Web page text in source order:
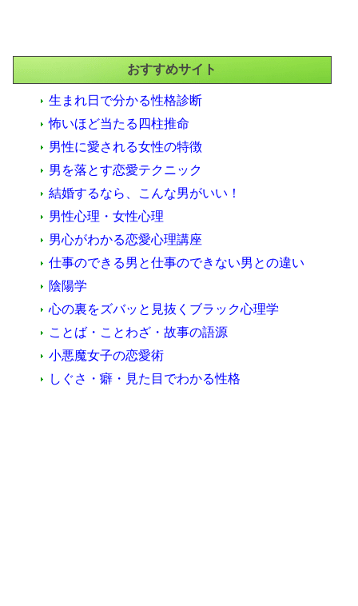
おすすめサイト
生まれ日で分かる性格診断
怖いほど当たる四柱推命
男性に愛される女性の特徴
男を落とす恋愛テクニック
結婚するなら、こんな男がいい！
男性心理・女性心理
男心がわかる恋愛心理講座
仕事のできる男と仕事のできない男との違い
陰陽学
心の裏をズバッと見抜くブラック心理学
ことば・ことわざ・故事の語源
小悪魔女子の恋愛術
しぐさ・癖・見た目でわかる性格